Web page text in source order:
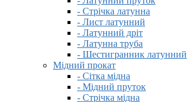
- Стрічка латунна
- Лист латунний
- Латунний дріт
- Латунна труба
- Шестигранник латунний
Мідний прокат
- Сітка мідна
- Мідний пруток
- Стрічка мідна